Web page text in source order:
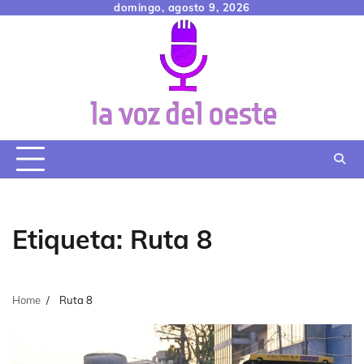
domingo, agosto 9, 2026
Etiqueta: Ruta 8
Home Ruta 8